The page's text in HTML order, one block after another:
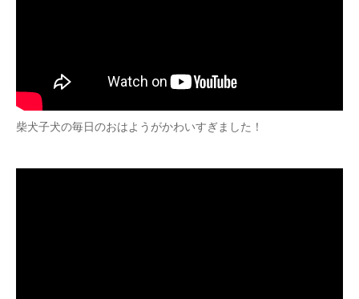
柴犬子犬の毎日のおはようがかわいすぎました！